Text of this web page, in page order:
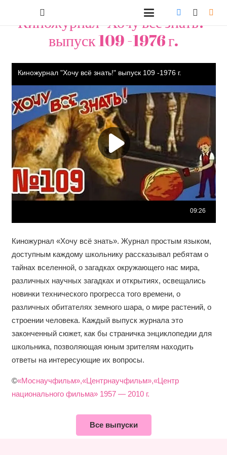
Киножурнал "Хочу всё знать!"
выпуск 109 -1976 г.
Киножурнал «Хочу всё знать». Журнал простым языком,
доступным каждому школьнику рассказывал ребятам о
тайнах вселенной, о загадках окружающего нас мира,
различных научных загадках и открытиях, освещались
новинки технического прогресса того времени, о
различных обитателях земного шара, о мире растений, о
строении человека. Каждый выпуск журнала это
законченный сюжет, как бы страничка энциклопедии для
школьника, позволяющая юным зрителям находить
ответы на интересующие их вопросы.
©«Моснаучфильм»,«Центрнаучфильм»,«Центр
национального фильма» 1957 — 2010 г.
Все выпуски